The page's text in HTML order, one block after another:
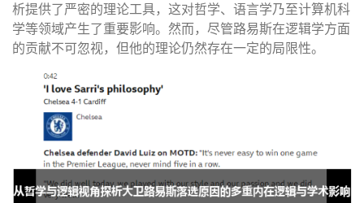
析提供了严密的理论工具，这对哲学、语言学乃至计算机科
学等领域产生了重要影响。然而，尽管路易斯在逻辑学方面
的贡献不可忽视，但他的理论仍然存在一定的局限性。